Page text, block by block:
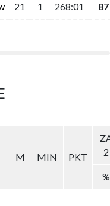
21 1 268:01 87
21 1 268:01 87
M MIN PKT
2
%
M MIN PKT
2
%